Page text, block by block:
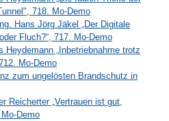
718. Mo-Demo
Hans Jörg Jäkel „Der Digitale
Fluch?“, 717. Mo-Demo
Heydemann „Inbetriebnahme trotz
Mo-Demo
zum ungelösten Brandschutz in
Reicherter „Vertrauen ist gut,
Demo